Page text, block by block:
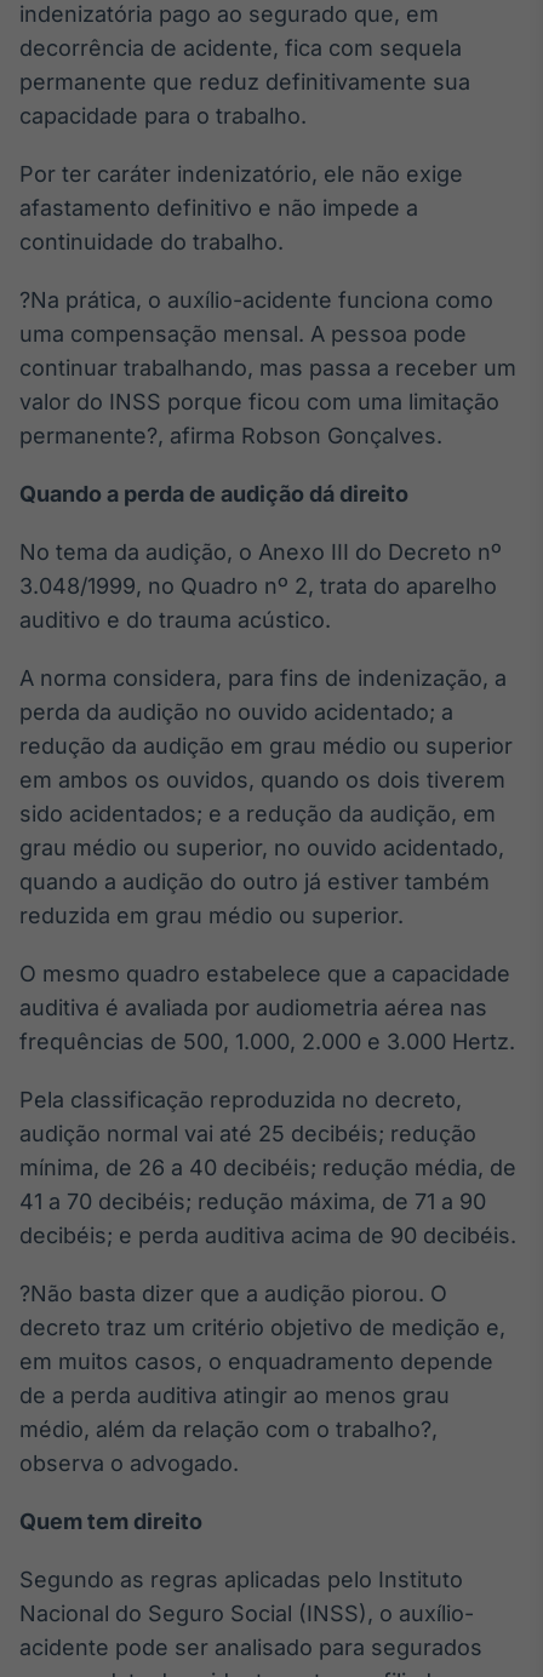
Curadoria
Curadoria de
noticiosos
Soluções de
Tecnologia
Radar
inteligente de
notícias e
conteúdos
Broadcast
A melhor
analisar fundos
de investimento
no Brasil
IA
BroadFast
Gestão de
Investimentos
Em breve
Tokenização
de ativos
Em breve
indenizatória pago ao segurado que, em
decorrência de acidente, fica com sequela
permanente que reduz definitivamente sua
capacidade para o trabalho.
Por ter caráter indenizatório, ele não exige
afastamento definitivo e não impede a
continuidade do trabalho.
?Na prática, o auxílio-acidente funciona como
uma compensação mensal. A pessoa pode
continuar trabalhando, mas passa a receber um
valor do INSS porque ficou com uma limitação
permanente?, afirma Robson Gonçalves.
Quando a perda de audição dá direito
No tema da audição, o Anexo III do Decreto nº
3.048/1999, no Quadro nº 2, trata do aparelho
auditivo e do trauma acústico.
A norma considera, para fins de indenização, a
perda da audição no ouvido acidentado; a
redução da audição em grau médio ou superior
em ambos os ouvidos, quando os dois tiverem
sido acidentados; e a redução da audição, em
grau médio ou superior, no ouvido acidentado,
quando a audição do outro já estiver também
reduzida em grau médio ou superior.
O mesmo quadro estabelece que a capacidade
auditiva é avaliada por audiometria aérea nas
frequências de 500, 1.000, 2.000 e 3.000 Hertz.
Pela classificação reproduzida no decreto,
audição normal vai até 25 decibéis; redução
mínima, de 26 a 40 decibéis; redução média, de
41 a 70 decibéis; redução máxima, de 71 a 90
decibéis; e perda auditiva acima de 90 decibéis.
?Não basta dizer que a audição piorou. O
decreto traz um critério objetivo de medição e,
em muitos casos, o enquadramento depende
de a perda auditiva atingir ao menos grau
médio, além da relação com o trabalho?,
observa o advogado.
Quem tem direito
Segundo as regras aplicadas pelo Instituto
Nacional do Seguro Social (INSS), o auxílio-
acidente pode ser analisado para segurados